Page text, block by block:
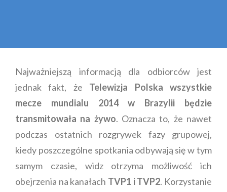
Najważniejszą informacją dla odbiorców jest
jednak fakt, że Telewizja Polska wszystkie
mecze mundialu 2014 w Brazylii będzie
transmitowała na żywo. Oznacza to, że nawet
podczas ostatnich rozgrywek fazy grupowej,
kiedy poszczególne spotkania odbywają się w tym
samym czasie, widz otrzyma możliwość ich
obejrzenia na kanałach TVP1 i TVP2. Korzystanie